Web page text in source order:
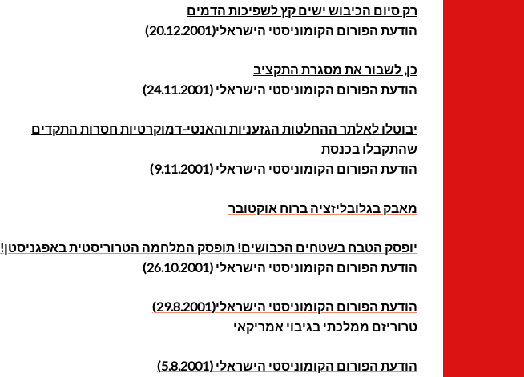
רק סיום הכיבוש ישים קץ לשפיכות הדמים
הודעת הפורום הקומוניסטי הישראלי(20.12.2001)
כן, לשבור את מסגרת התקציב
הודעת הפורום הקומוניסטי הישראלי (24.11.2001)
יבוטלו לאלתר ההחלטות הגזעניות והאנטי-דמוקרטיות חסרות התקדים
שהתקבלו בכנסת
הודעת הפורום הקומוניסטי הישראלי (9.11.2001)
מאבק בגלובליזציה ברוח אוקטובר
יופסק הטבח בשטחים הכבושים! תופסק המלחמה הטרוריסטית באפגניסטן!
הודעת הפורום הקומוניסטי הישראלי (26.10.2001)
הודעת הפורום הקומוניסטי הישראלי(29.8.2001)
טרוריזם ממלכתי בגיבוי אמריקאי
הודעת הפורום הקומוניסטי הישראלי (5.8.2001)